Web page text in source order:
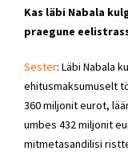
Kas läbi Nabala
praegune
Sester: Läbi Nabala
ehitusmaksumuselt
360 miljonit eurot,
umbes 432 miljonit
mitmetasandilisi